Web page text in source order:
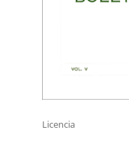
Licencia